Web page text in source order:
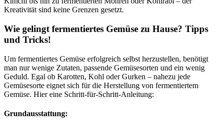
Kreativität sind keine Grenzen gesetzt.
Wie gelingt fermentiertes Gemüse zu Hause? Tipps
und Tricks!
Um fermentiertes Gemüse erfolgreich selbst herzustellen, benötigt
man nur wenige Zutaten, passende Gemüsesorten und ein wenig
Geduld. Egal ob Karotten, Kohl oder Gurken – nahezu jede
Gemüsesorte eignet sich für die Herstellung von fermentiertem
Gemüse. Hier eine Schritt-für-Schritt-Anleitung:
Grundausstattung: